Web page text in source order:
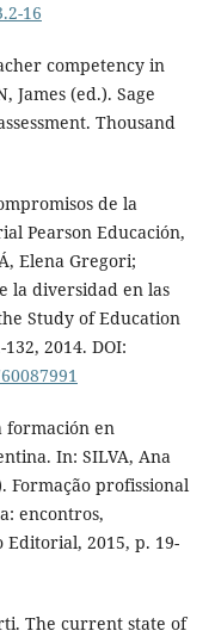
16
competency in
James (ed.). Sage
Thousand
de la
Pearson Educación,
Elena Gregori;
la diversidad en las
Study of Education
2014. DOI:
formación en
In: SILVA, Ana
Formação profissional
encontros,
Editorial, 2015, p. 19-
The current state of